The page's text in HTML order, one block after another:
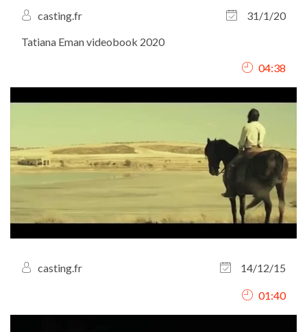
casting.fr
31/1/20
Tatiana Eman videobook 2020
04:38
casting.fr 14/12/15
01:40